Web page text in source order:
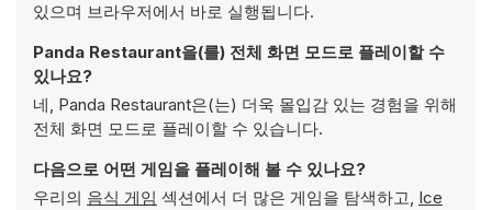
있으며 브라우저에서 바로 실행됩니다.
Panda Restaurant을(를) 전체 화면 모드로 플레이할 수
있나요?
네, Panda Restaurant은(는) 더욱 몰입감 있는 경험을 위해
전체 화면 모드로 플레이할 수 있습니다.
다음으로 어떤 게임을 플레이해 볼 수 있나요?
우리의 음식 게임 섹션에서 더 많은 게임을 탐색하고, Ice